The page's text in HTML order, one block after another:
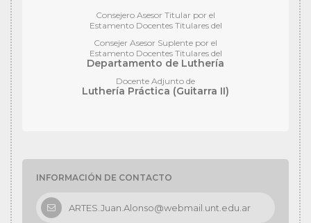
Consejero Asesor Titular por el
Estamento Docentes Titulares del
Consejer Asesor Suplente por el
Estamento Docentes Titulares del
Departamento de Luthería
Docente Adjunto de
Luthería Práctica (Guitarra II)
INFORMACIÓN DE CONTACTO
ARTES.Juan.Alonso@webmail.unt.edu.ar